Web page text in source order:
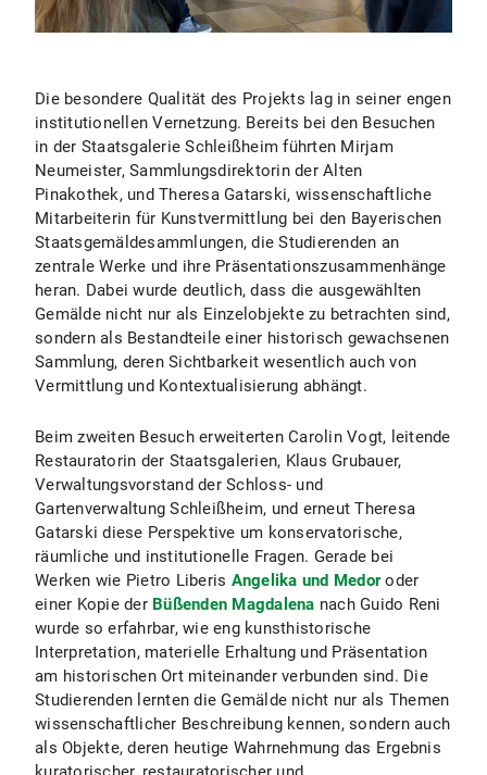
Die besondere Qualität des Projekts lag in seiner engen
institutionellen Vernetzung. Bereits bei den Besuchen
in der Staatsgalerie Schleißheim führten Mirjam
Neumeister, Sammlungsdirektorin der Alten
Pinakothek, und Theresa Gatarski, wissenschaftliche
Mitarbeiterin für Kunstvermittlung bei den Bayerischen
Staatsgemäldesammlungen, die Studierenden an
zentrale Werke und ihre Präsentationszusammenhänge
heran. Dabei wurde deutlich, dass die ausgewählten
Gemälde nicht nur als Einzelobjekte zu betrachten sind,
sondern als Bestandteile einer historisch gewachsenen
Sammlung, deren Sichtbarkeit wesentlich auch von
Vermittlung und Kontextualisierung abhängt.
Beim zweiten Besuch erweiterten Carolin Vogt, leitende
Restauratorin der Staatsgalerien, Klaus Grubauer,
Verwaltungsvorstand der Schloss- und
Gartenverwaltung Schleißheim, und erneut Theresa
Gatarski diese Perspektive um konservatorische,
räumliche und institutionelle Fragen. Gerade bei
Werken wie Pietro Liberis Angelika und Medoroder
einer Kopie der Büßenden Magdalena nach Guido Reni
wurde so erfahrbar, wie eng kunsthistorische
Interpretation, materielle Erhaltung und Präsentation
am historischen Ort miteinander verbunden sind. Die
Studierenden lernten die Gemälde nicht nur als Themen
wissenschaftlicher Beschreibung kennen, sondern auch
als Objekte, deren heutige Wahrnehmung das Ergebnis